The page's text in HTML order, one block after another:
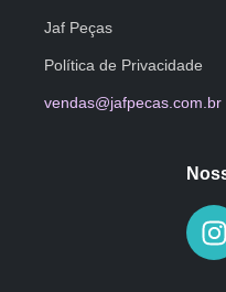
Jaf Peças
Política de Privacidade
vendas@jafpecas.com.br